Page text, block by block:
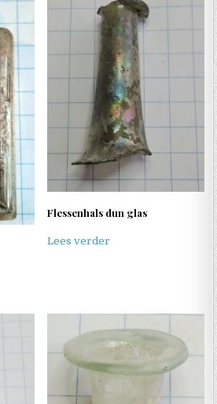
Flessenhals dun glas
Lees verder